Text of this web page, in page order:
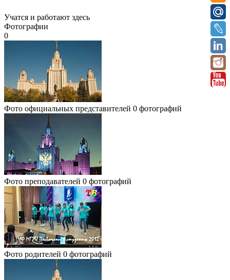
Учатся и работают здесь
Фотографии
0
Фото официальных представителей 0 фотографий
Фото преподавателей 0 фотографий
Фото родителей 0 фотографий